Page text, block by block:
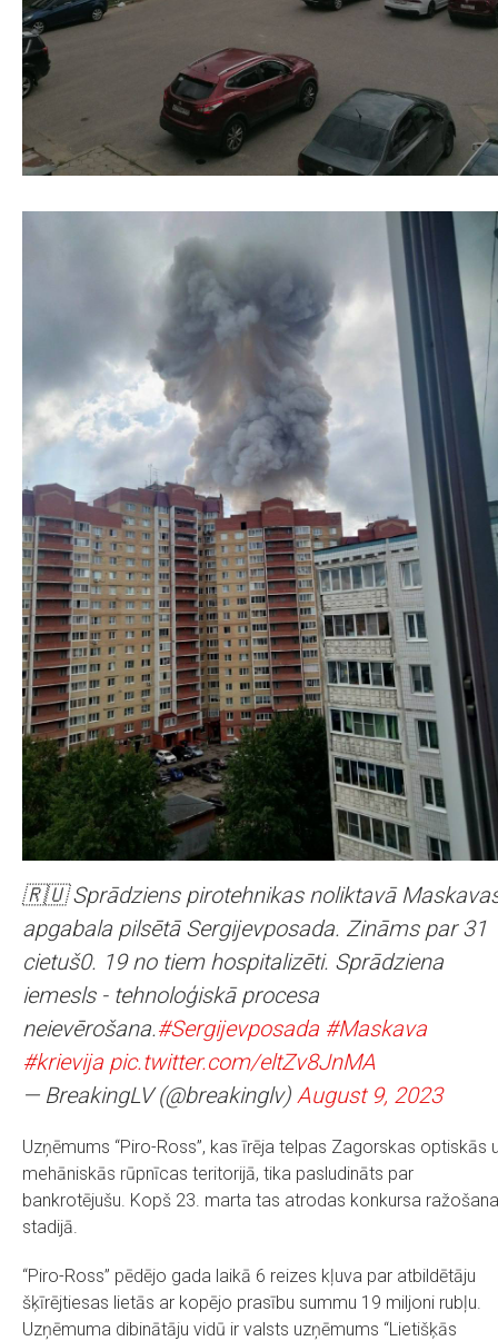
🇷🇺 Sprādziens pirotehnikas noliktavā
apgabala pilsētā Sergijevposada. Zināms par 31
cietuš0. 19 no tiem hospitalizēti. Sprādziena
iemesls - tehnoloģiskā procesa
neievērošana.#Sergijevposada #Maskava
#krievija pic.twitter.com/eltZv8JnMA
— BreakingLV (@breakinglv) August 9, 2023
Uzņēmums “Piro-Ross”, kas īrēja telpas Zagorskas optiskās
mehāniskās rūpnīcas teritorijā, tika pasludināts par
bankrotējušu. Kopš 23. marta tas atrodas konkursa
stadijā.
“Piro-Ross” pēdējo gada laikā 6 reizes kļuva par atbildētāju
šķīrējtiesas lietās ar kopējo prasību summu 19 miljoni rubļu.
Uzņēmuma dibinātāju vidū ir valsts uzņēmums “Lietišķās